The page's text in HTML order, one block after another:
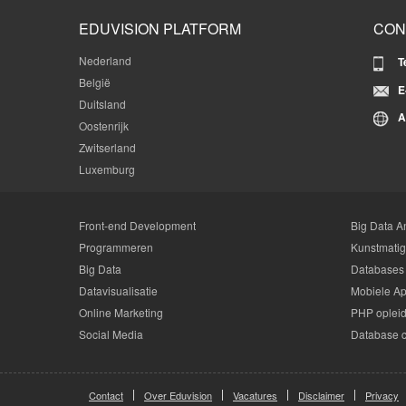
EDUVISION PLATFORM
Nederland
België
Duitsland
Oostenrijk
Zwitserland
Luxemburg
Front-end Development
Programmeren
Big Data
Datavisualisatie
Online Marketing
Social Media
Big Data
Databases
Mobiele
PHP
Database
Contact Over Eduvision Vacatures Disclaimer Privacy